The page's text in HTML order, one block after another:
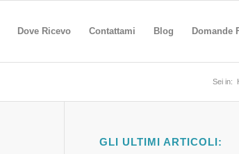
Dove Ricevo Contattami Blog Domande
Sei in:
GLI ULTIMI ARTICOLI: